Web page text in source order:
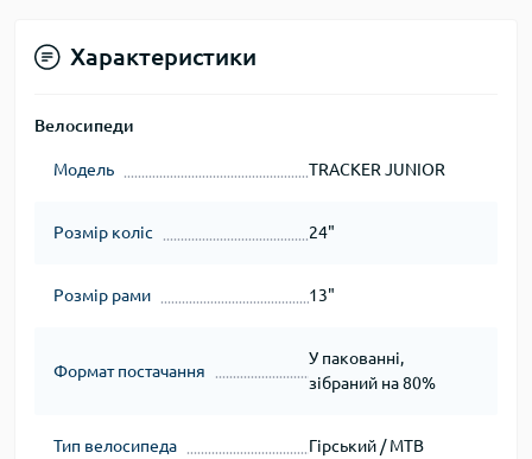
Характеристики
Велосипеди
Модель TRACKER JUNIOR
Розмір коліс 24"
Розмір рами 13"
Формат постачання
У пакованні,
зібраний на 80%
Тип велосипеда Гірський / MTB